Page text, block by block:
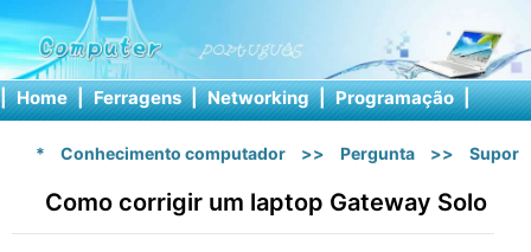
| Home | Ferragens | Networking | Programação |
* Conhecimento computador >> Pergunta >>
Como corrigir um laptop Gateway Solo